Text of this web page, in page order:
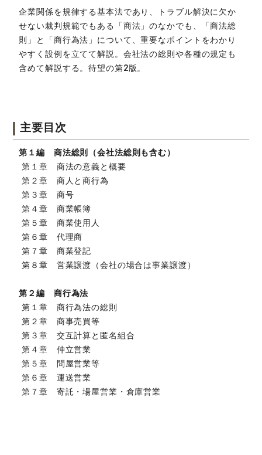
企業関係を規律する基本法であり、トラブル解決に欠か
せない裁判規範でもある「商法」のなかでも、「商法総
則」と「商行為法」について、重要なポイントをわかり
やすく設例を立てて解説。会社法の総則や各種の規定も
含めて解説する。待望の第2版。
主要目次
第１編 商法総則（会社法総則も含む）
第１章 商法の意義と概要
第２章 商人と商行為
第３章 商号
第４章 商業帳簿
第５章 商業使用人
第６章 代理商
第７章 商業登記
第８章 営業譲渡（会社の場合は事業譲渡）
第２編 商行為法
第１章 商行為法の総則
第２章 商事売買等
第３章 交互計算と匿名組合
第４章 仲立営業
第５章 問屋営業等
第６章 運送営業
第７章 寄託・場屋営業・倉庫営業